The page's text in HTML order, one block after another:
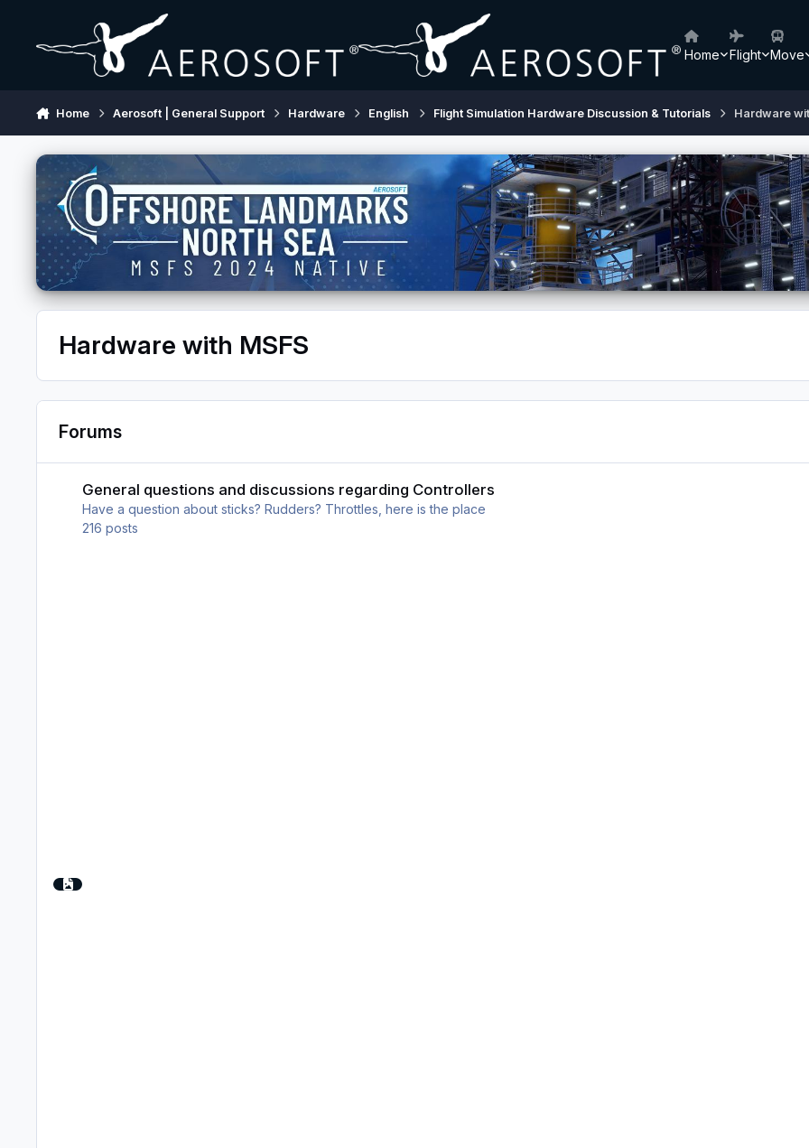
Home Flight Move
Home Aerosoft | General Support Hardware English Flight Simulation Hardware Discussion & Tutorials Hardware
Hardware with MSFS
Forums
General questions and discussions regarding Controllers
Have a question about sticks? Rudders? Throttles, here is the place
216 posts